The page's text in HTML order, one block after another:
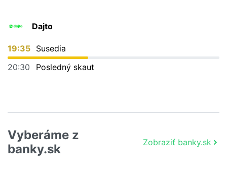
Dajto
19:35 Susedia
20:30
Posledný skaut
Vyberáme z
banky.sk
Zobraziť banky.sk